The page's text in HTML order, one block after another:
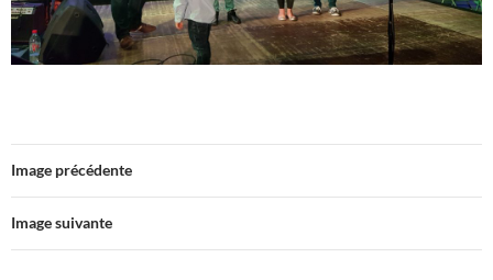
Image précédente
Image suivante